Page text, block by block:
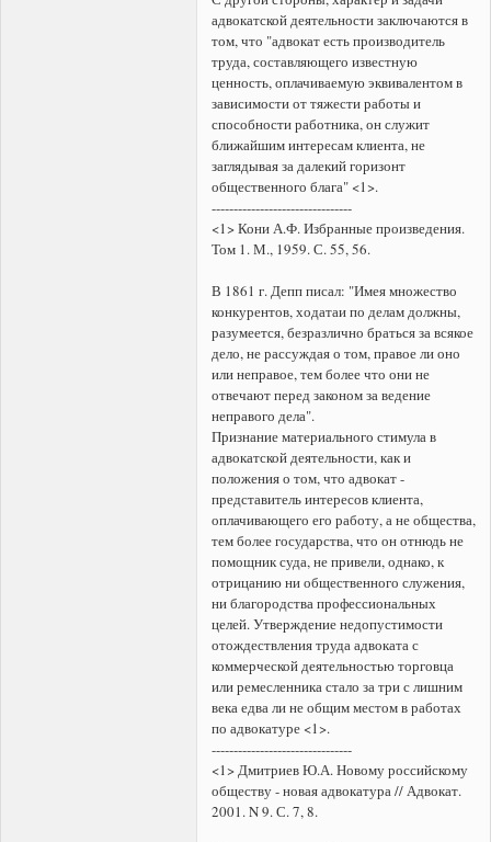
адвокатской деятельности заключаются в
том, что "адвокат есть производитель
труда, составляющего известную
ценность, оплачиваемую эквивалентом в
зависимости от тяжести работы и
способности работника, он служит
ближайшим интересам клиента, не
заглядывая за далекий горизонт
общественного блага" <1>.
--------------------------------
<1> Кони А.Ф. Избранные произведения.
Том 1. М., 1959. С. 55, 56.
В 1861 г. Депп писал: "Имея множество
конкурентов, ходатаи по делам должны,
разумеется, безразлично браться за всякое
дело, не рассуждая о том, правое ли оно
или неправое, тем более что они не
отвечают перед законом за ведение
неправого дела".
Признание материального стимула в
адвокатской деятельности, как и
положения о том, что адвокат -
представитель интересов клиента,
оплачивающего его работу, а не общества,
тем более государства, что он отнюдь не
помощник суда, не привели, однако, к
отрицанию ни общественного служения,
ни благородства профессиональных
целей. Утверждение недопустимости
отождествления труда адвоката с
коммерческой деятельностью торговца
или ремесленника стало за три с лишним
века едва ли не общим местом в работах
по адвокатуре <1>.
--------------------------------
<1> Дмитриев Ю.А. Новому российскому
обществу - новая адвокатура // Адвокат.
2001. N 9. С. 7, 8.